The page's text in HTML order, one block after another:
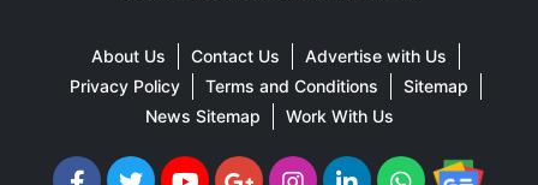
About Us Contact Us
Advertise with Us
Privacy Policy
Terms and Conditions
Sitemap
News Sitemap
Work With Us